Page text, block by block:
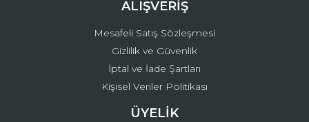
ALIŞVERİŞ
Mesafeli Satış Sözleşmesi
Gizlilik ve Güvenlik
İptal ve İade Şartları
Kişisel Veriler Politikası
ÜYELİK